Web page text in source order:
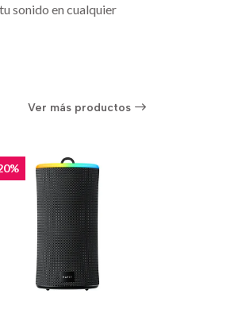
sonido en cualquier
Ver más productos